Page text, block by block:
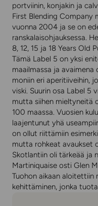
portviinin, konjakin ja
First Blending
vuonna 2004 ja se on
ranskalaisohjauksessa.
8, 12, 15 ja 18 Years Old
Tämä Label 5 on yksi
maailmassa ja
moniin eri aperitiiveihin,
viski. Suurin osa Label 5
mutta siihen mieltyneitä
100 maassa. Vuosien
laajentunut yhä
on ollut riittämiin
mutta rohkeat
Skotlantiin oli tärkeää ja
Martiniquaise osti Glen
Tuohon aikaan aloitettiin
kehittäminen, jonka